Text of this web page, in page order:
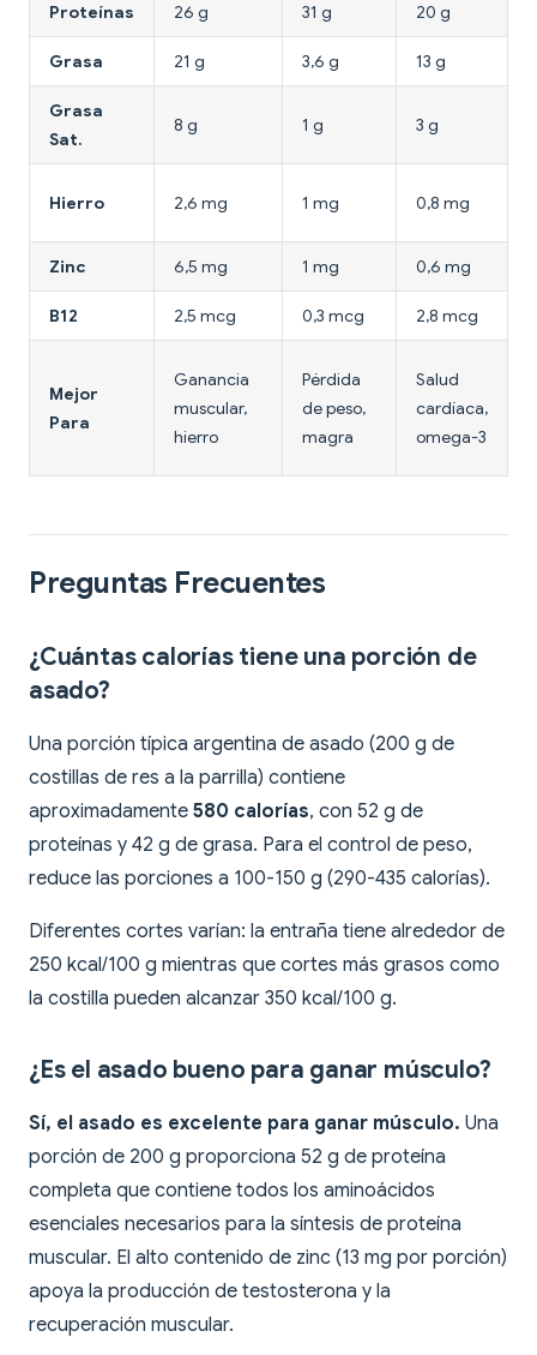
Proteínas 26 g 31 g 20 g
Grasa 21 g 3,6 g 13 g
Grasa
Sat.
8 g 1 g 3 g
Hierro 2,6 mg 1 mg 0,8 mg
Zinc 6,5 mg 1 mg 0,6 mg
B12 2,5 mcg 0,3 mcg 2,8 mcg
Mejor
Para
Ganancia
muscular,
hierro
Pérdida
de peso,
magra
Salud
cardíaca,
omega-3
Preguntas Frecuentes
¿Cuántas calorías tiene una porción de
asado?
Una porción típica argentina de asado (200 g de
costillas de res a la parrilla) contiene
aproximadamente 580 calorías, con 52 g de
proteínas y 42 g de grasa. Para el control de peso,
reduce las porciones a 100-150 g (290-435 calorías).
Diferentes cortes varían: la entraña tiene alrededor de
250 kcal/100 g mientras que cortes más grasos como
la costilla pueden alcanzar 350 kcal/100 g.
¿Es el asado bueno para ganar músculo?
Sí, el asado es excelente para ganar músculo. Una
porción de 200 g proporciona 52 g de proteína
completa que contiene todos los aminoácidos
esenciales necesarios para la síntesis de proteína
muscular. El alto contenido de zinc (13 mg por porción)
apoya la producción de testosterona y la
recuperación muscular.